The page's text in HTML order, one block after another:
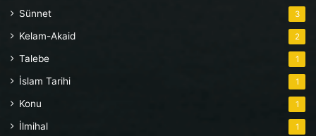
Sünnet 3
Kelam-Akaid 2
Talebe 1
İslam Tarihi 1
Konu 1
İlmihal 1